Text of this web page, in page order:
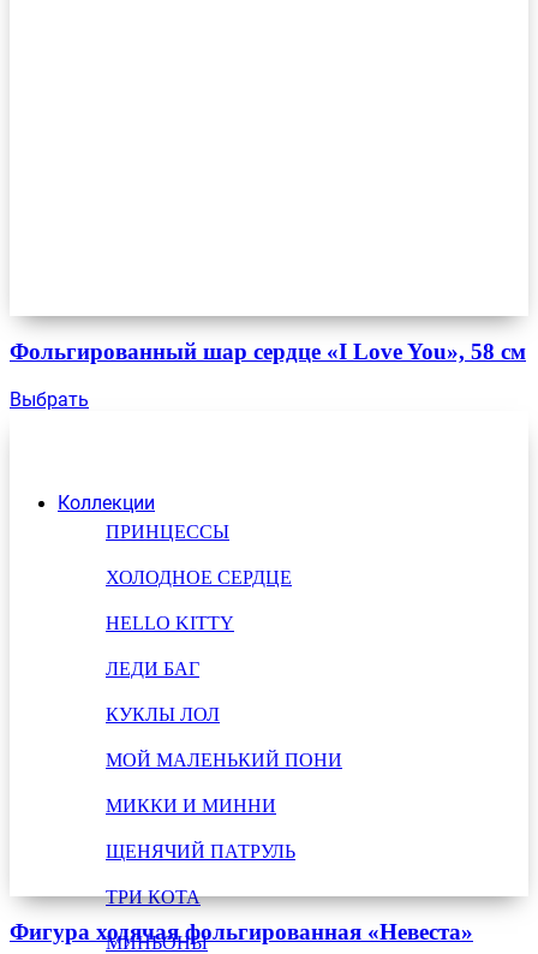
Коллекции
ПРИНЦЕССЫ
ХОЛОДНОЕ СЕРДЦЕ
HELLO KITTY
ЛЕДИ БАГ
КУКЛЫ ЛОЛ
МОЙ МАЛЕНЬКИЙ ПОНИ
МИККИ И МИННИ
ЩЕНЯЧИЙ ПАТРУЛЬ
ТРИ КОТА
МИНЬОНЫ
Фольгированный шар сердце «I Love You», 58 см
Выбрать
Фигура ходячая фольгированная «Невеста»